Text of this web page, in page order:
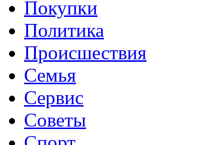
Покупки
Политика
Происшествия
Семья
Сервис
Советы